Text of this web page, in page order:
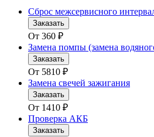
Сброс межсервисного
Заказать
От 360 ₽
Замена помпы (замена
Заказать
От 5810 ₽
Замена свечей зажигания
Заказать
От 1410 ₽
Проверка АКБ
Заказать